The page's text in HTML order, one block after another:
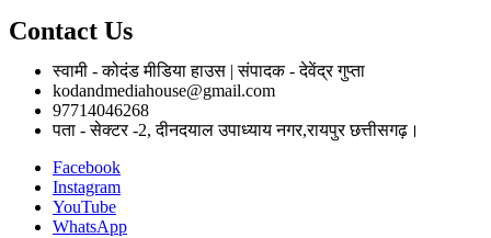
Contact Us
स्वामी - कोदंड मीडिया हाउस | संपादक - देवेंद्र गुप्ता
kodandmediahouse@gmail.com
97714046268
पता - सेक्टर -2, दीनदयाल उपाध्याय नगर,रायपुर छत्तीसगढ़।
Facebook
Instagram
YouTube
WhatsApp